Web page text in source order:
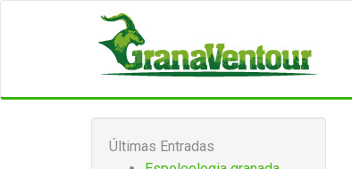
Últimas Entradas